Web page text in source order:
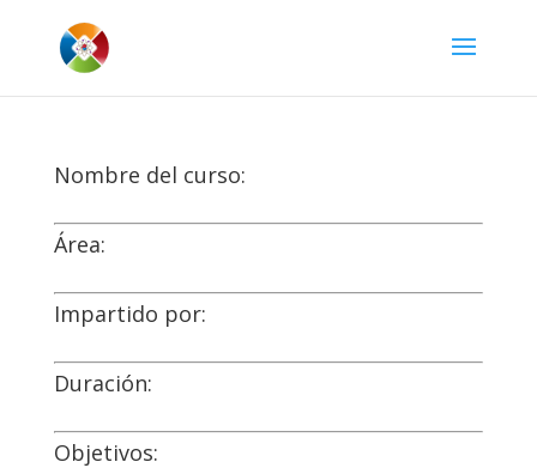
Nombre del curso:
Área:
Impartido por:
Duración:
Objetivos: